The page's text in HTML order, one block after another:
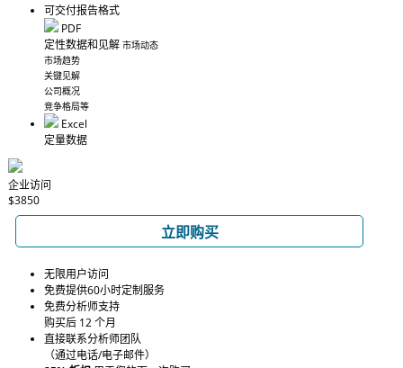
可交付报告格式
PDF
定性数据和见解 市场动态
市场趋势
关键见解
公司概况
竞争格局等
Excel
定量数据
企业访问
$3850
立即购买
无限用户访问
免费提供60小时定制服务
免费分析师支持
购买后 12 个月
直接联系分析师团队
（通过电话/电子邮件）